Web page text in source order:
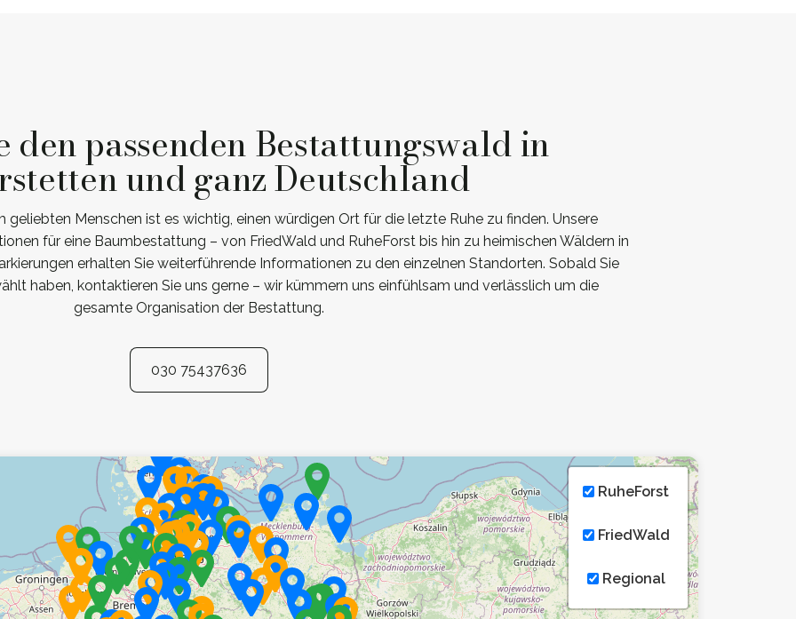
den passenden Bestattungswald in
und ganz Deutschland
Menschen ist es wichtig, einen würdigen Ort für die letzte Ruhe zu finden. Unsere
für eine Baumbestattung – von FriedWald und RuheForst bis hin zu heimischen Wäldern in
erhalten Sie weiterführende Informationen zu den einzelnen Standorten. Sobald Sie
haben, kontaktieren Sie uns gerne – wir kümmern uns einfühlsam und verlässlich um die
gesamte Organisation der Bestattung.
030 75437636
RuheForst
FriedWald
Regional